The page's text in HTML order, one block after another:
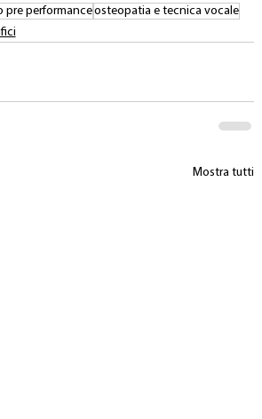
performanceosteopatia e tecnica vocale
Mostra tutti